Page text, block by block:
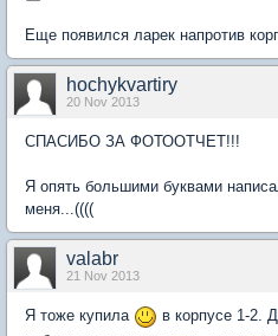
Еще появился ларек напротив
hochykvartiry
20 Nov 2013
СПАСИБО ЗА ФОТООТЧЕТ!!!
Я опять большими буквами
меня...((((
valabr
21 Nov 2013
Я тоже купила
в корпусе 1-2.